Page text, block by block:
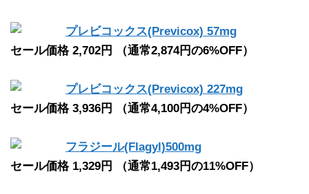
プレビコックス(Previcox) 57mg
セール価格 2,702円 （通常2,874円の6%OFF）
プレビコックス(Previcox) 227mg
セール価格 3,936円 （通常4,100円の4%OFF）
フラジール(Flagyl)500mg
セール価格 1,329円 （通常1,493円の11%OFF）